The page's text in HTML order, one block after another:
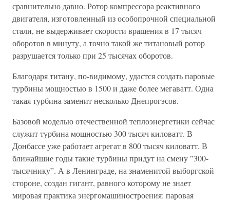
сравнительно давно. Ротор компрессора реактивного
двигателя, изготовленный из особопрочной специальной
стали, не выдерживает скорости вращения в 17 тысяч
оборотов в минуту, а точно такой же титановый ротор
разрушается только при 25 тысячах оборотов.
Благодаря титану, по-видимому, удастся создать паровые
турбины мощностью в 1500 и даже более мегаватт. Одна
такая турбина заменит несколько Днепрогэсов.
Базовой моделью отечественной теплоэнергетики сейчас
служит турбина мощностью 300 тысяч киловатт. В
Донбассе уже работает агрегат в 800 тысяч киловатт. В
ближайшие годы такие турбины придут на смену ”300-
тысячнику”. А в Ленинграде, на знаменитой выборгской
стороне, создан гигант, равного которому не знает
мировая практика энергомашиностроения: паровая